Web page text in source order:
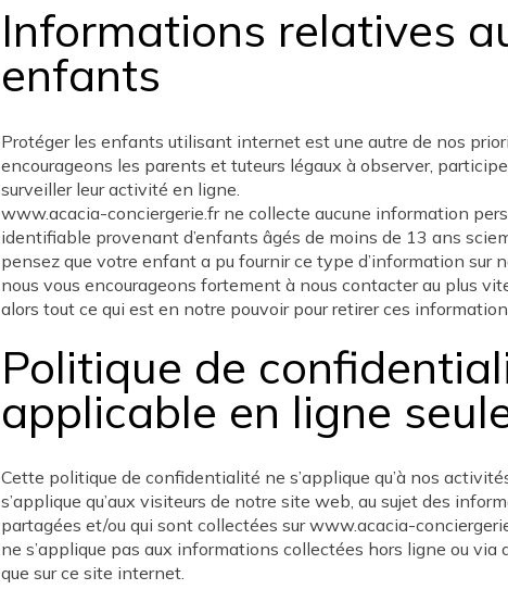
Informations relatives
enfants
Protéger les enfants utilisant internet est une autre de nos
encourageons les parents et tuteurs légaux à observer,
surveiller leur activité en ligne.
www.acacia-conciergerie.fr ne collecte aucune information
identifiable provenant d’enfants âgés de moins de 13 ans
pensez que votre enfant a pu fournir ce type d’information sur
nous vous encourageons fortement à nous contacter au plus
alors tout ce qui est en notre pouvoir pour retirer ces
Politique de
applicable en ligne
Cette politique de confidentialité ne s’applique qu’à nos
s’applique qu’aux visiteurs de notre site web, au sujet des
partagées et/ou qui sont collectées sur www.acacia-
ne s’applique pas aux informations collectées hors ligne ou via
que sur ce site internet.